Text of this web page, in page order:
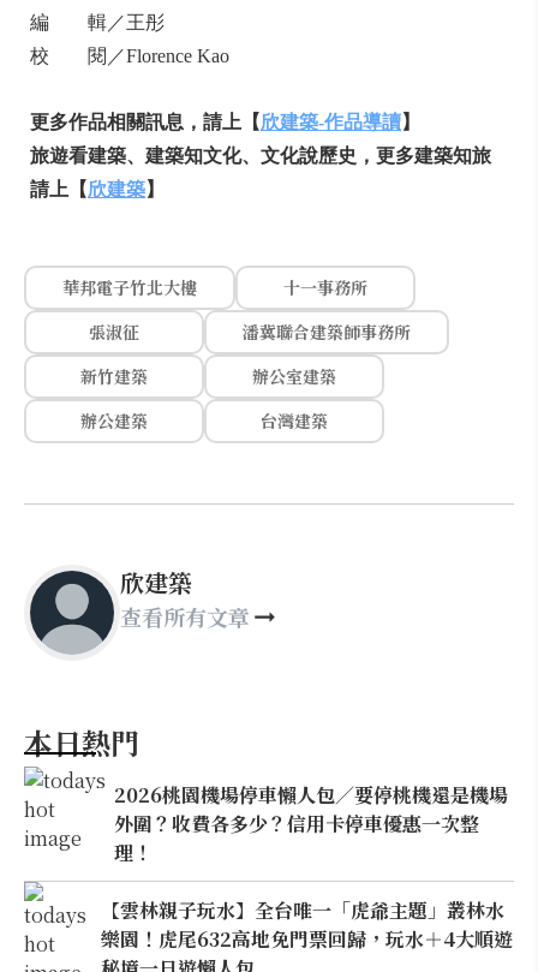
編 輯／王彤
校 閱／Florence Kao
更多作品相關訊息，請上【欣建築-作品導讀】
旅遊看建築、建築知文化、文化說歷史，更多建築知旅
請上【欣建築】
華邦電子竹北大樓
十一事務所
張淑征
潘冀聯合建築師事務所
新竹建築
辦公室建築
辦公建築
台灣建築
欣建築
查看所有文章
本日熱門
2026桃園機場停車懶人包／要停桃機還是機場
外圍？收費各多少？信用卡停車優惠一次整
理！
【雲林親子玩水】全台唯一「虎爺主題」叢林水
樂園！虎尾632高地免門票回歸，玩水＋4大順遊